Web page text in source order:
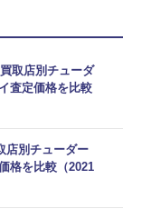
取店別チューダ
査定価格を比較
店別チューダー
格を比較（2021